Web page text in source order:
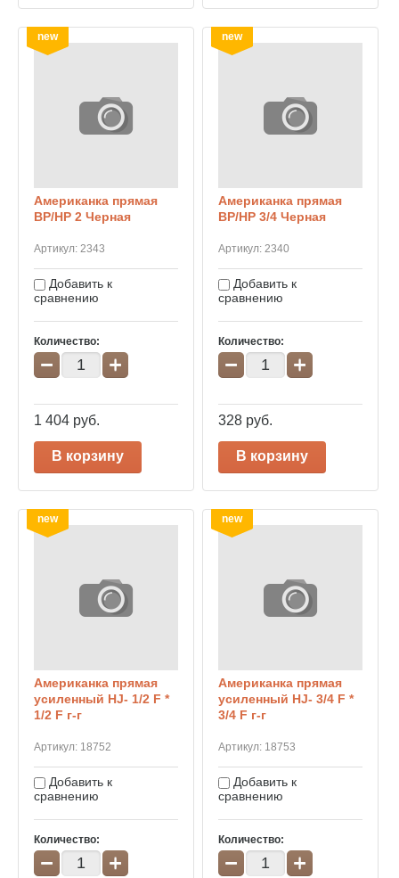
new
Американка прямая
ВР/НР 2 Черная
Артикул: 2343
Добавить к
сравнению
Количество:
− +
1 404 руб.
В корзину
new
Американка прямая
ВР/НР 3/4 Черная
Артикул:2340
Добавить к
сравнению
Количество:
− +
328 руб.
В корзину
new
Американка прямая
усиленный HJ- 1/2 F *
1/2 F г-г
Артикул: 18752
Добавить к
сравнению
Количество:
− +
new
Американка прямая
усиленный HJ- 3/4 F *
3/4 F г-г
Артикул:18753
Добавить к
сравнению
Количество:
− +